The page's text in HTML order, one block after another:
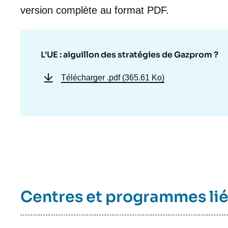
version complète au format PDF.
L'UE : aiguillon des stratégies de Gazprom ?
Télécharger .pdf (365.61 Ko)
Centres et programmes